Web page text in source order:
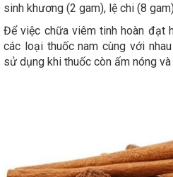
sinh khương (2 gam), lệ chi (8
Để việc chữa viêm tinh hoàn đạt
các loại thuốc nam cùng với
sử dụng khi thuốc còn ấm nóng